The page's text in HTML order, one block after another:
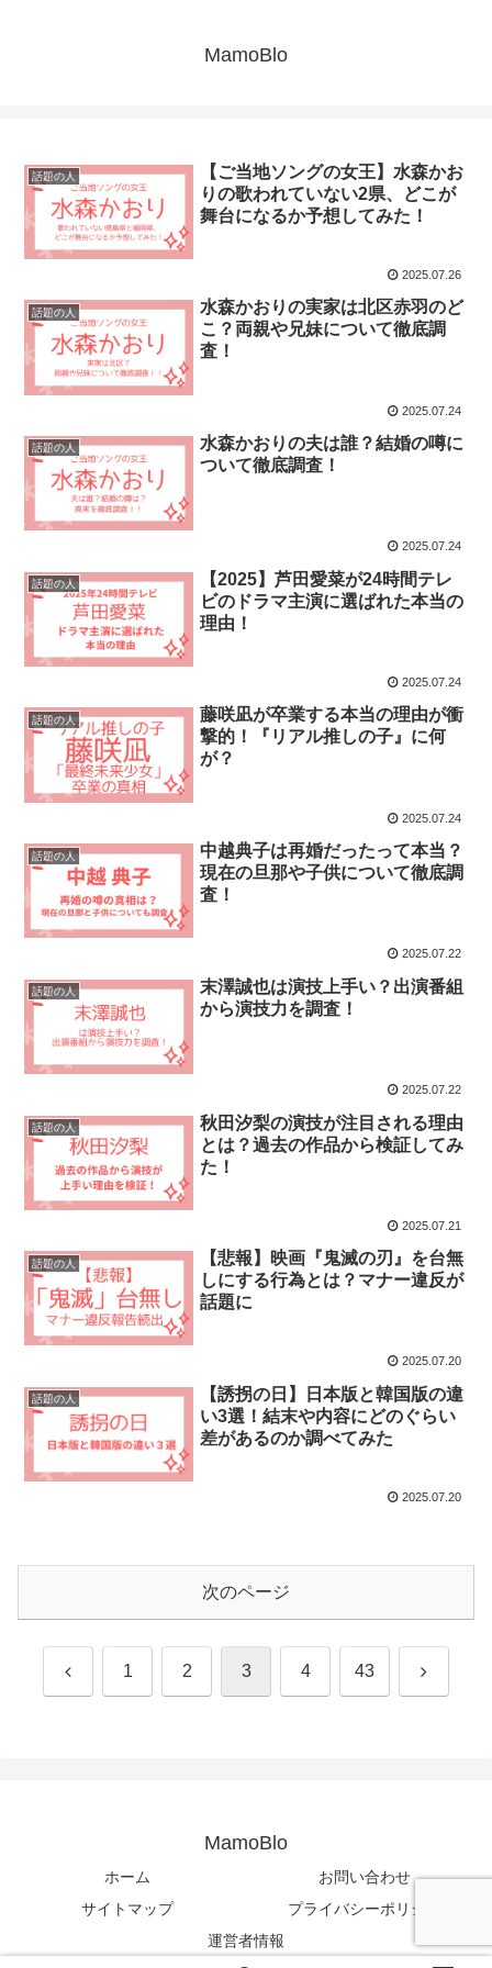
MamoBlo
話題の人
【ご当地ソングの女王】水森かお
りの歌われていない2県、どこが
舞台になるか予想してみた！
2025.07.26
話題の人
水森かおりの実家は北区赤羽のど
こ？両親や兄妹について徹底調
査！
2025.07.24
話題の人
水森かおりの夫は誰？結婚の噂に
ついて徹底調査！
2025.07.24
話題の人
【2025】芦田愛菜が24時間テレ
ビのドラマ主演に選ばれた本当の
理由！
2025.07.24
話題の人
藤咲凪が卒業する本当の理由が衝
撃的！『リアル推しの子』に何
が？
2025.07.24
話題の人
中越典子は再婚だったって本当？
現在の旦那や子供について徹底調
査！
2025.07.22
話題の人
末澤誠也は演技上手い？出演番組
から演技力を調査！
2025.07.22
話題の人
秋田汐梨の演技が注目される理由
とは？過去の作品から検証してみ
た！
2025.07.21
話題の人
【悲報】映画『鬼滅の刃』を台無
しにする行為とは？マナー違反が
話題に
2025.07.20
話題の人
【誘拐の日】日本版と韓国版の違
い3選！結末や内容にどのぐらい
差があるのか調べてみた
2025.07.20
次のページ
前 1 2 3 4 43 次
MamoBlo
ホーム
お問い合わせ
サイトマップ
プライバシーポリシー
運営者情報